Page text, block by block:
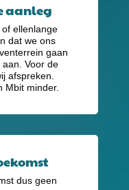
aanleg
ellenlange
dat we ons
gaan
Voor de
afspreken.
Mbit minder.
dus geen